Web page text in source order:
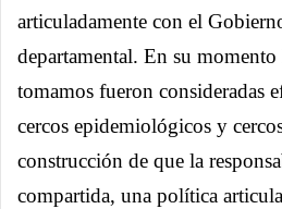
articuladamente con el
departamental. En su momento
tomamos fueron consideradas
cercos epidemiológicos y
construcción de que la
compartida, una política